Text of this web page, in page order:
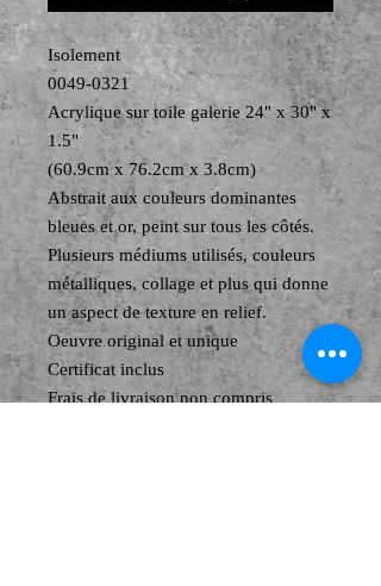
Isolement
0049-0321
Acrylique sur toile galerie 24" x 30" x
1.5"
(60.9cm x 76.2cm x 3.8cm)
Abstrait aux couleurs dominantes
bleues et or, peint sur tous les côtés.
Plusieurs médiums utilisés, couleurs
métalliques, collage et plus qui donne
un aspect de texture en relief.
Oeuvre original et unique
Certificat inclus
Frais de livraison non compris